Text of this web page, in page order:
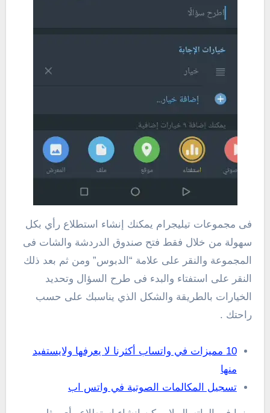
فى مجموعات تيليجرام يمكنك إنشاء استطلاع رأي بكل
سهولة من خلال فقط فتح صندوق الدردشة والشات فى
المجموعة والنقر على علامة “الدبوس” ومن ثم بعد ذلك
النقر على استفتاء والبدء فى طرح السؤال وتحديد
الخيارات بالطريقة والشكل الذي يناسبك على حسب
راحتك .
10 مميزات في واتساب أكثرنا لا يعرفها ولايستفيد
منها
تسجيل المكالمات الصوتية في واتس اب